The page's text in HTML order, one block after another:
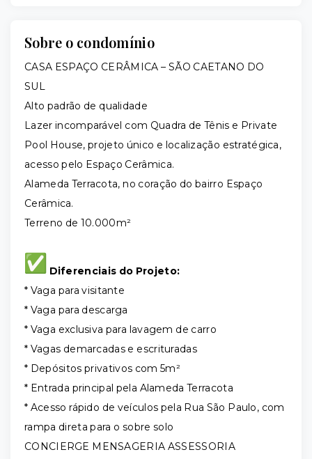
Sobre o condomínio
CASA ESPAÇO CERÂMICA – SÃO CAETANO DO
SUL
Alto padrão de qualidade
Lazer incomparável com Quadra de Tênis e Private
Pool House, projeto único e localização estratégica,
acesso pelo Espaço Cerâmica.
Alameda Terracota, no coração do bairro Espaço
Cerâmica.
Terreno de 10.000m²
Diferenciais do Projeto:
* Vaga para visitante
* Vaga para descarga
* Vaga exclusiva para lavagem de carro
* Vagas demarcadas e escrituradas
* Depósitos privativos com 5m²
* Entrada principal pela Alameda Terracota
* Acesso rápido de veículos pela Rua São Paulo, com
rampa direta para o sobre solo
CONCIERGE MENSAGERIA ASSESSORIA